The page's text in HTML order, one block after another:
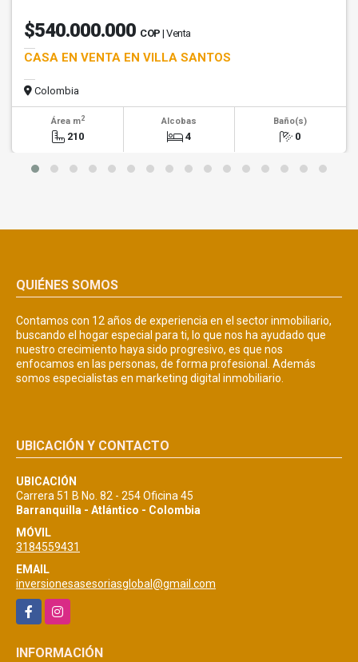
$540.000.000 COP | Venta
CASA EN VENTA EN VILLA SANTOS
Colombia
Área m2
210
Alcobas
4
Baño(s)
0
QUIÉNES SOMOS
Contamos con 12 años de experiencia en el sector inmobiliario,
buscando el hogar especial para ti, lo que nos ha ayudado que
nuestro crecimiento haya sido progresivo, es que nos
enfocamos en las personas, de forma profesional. Además
somos especialistas en marketing digital inmobiliario.
UBICACIÓN Y CONTACTO
UBICACIÓN
Carrera 51 B No. 82 - 254 Oficina 45
Barranquilla - Atlántico - Colombia
MÓVIL
3184559431
EMAIL
inversionesasesoriasglobal@gmail.com
FacebookInstagram
INFORMACIÓN